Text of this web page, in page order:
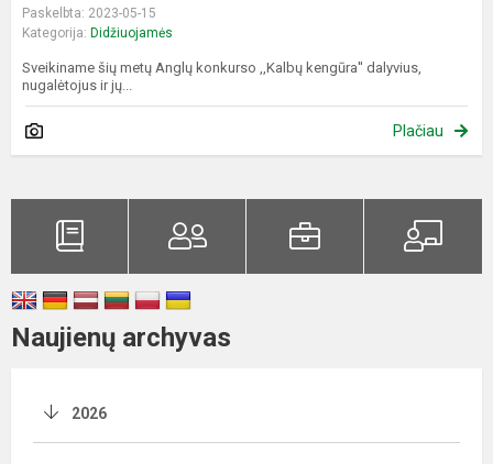
Paskelbta: 2023-05-15
Kategorija: Didžiuojamės
Sveikiname šių metų Anglų konkurso ,,Kalbų kengūra'' dalyvius,
nugalėtojus ir jų...
Plačiau
Naujienų archyvas
2026